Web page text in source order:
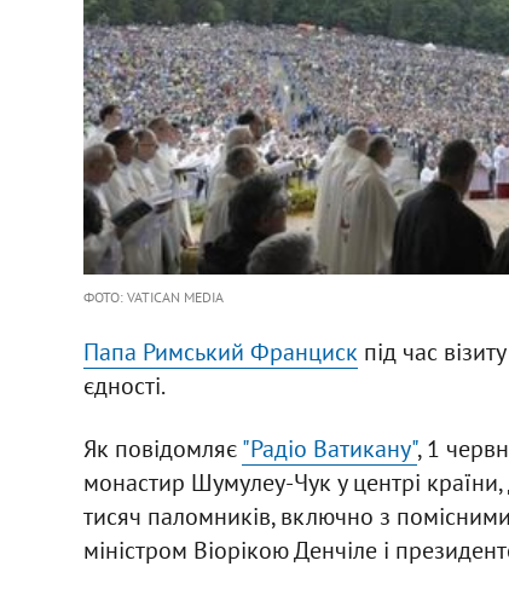
ФОТО: VATICAN MEDIA
Папа Римський Франциск під час
єдності.
Як повідомляє"Радіо Ватикану", 1
монастир Шумулеу-Чук у центрі країни,
тисяч паломників, включно з
міністром Віорікою Денчіле і